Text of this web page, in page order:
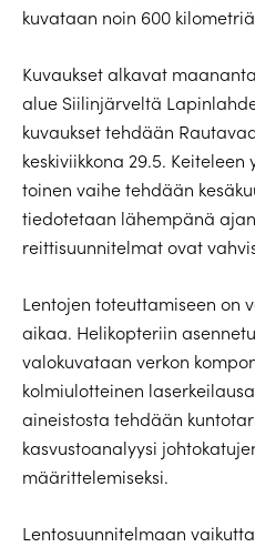
kuvataan noin 600
Kuvaukset alkavat
alue Siilinjärveltä
kuvaukset tehdään
keskiviikkona 29.5.
toinen vaihe tehdään
tiedotetaan lähempänä
reittisuunnitelmat ovat
Lentojen toteuttamiseen on
aikaa. Helikopteriin
valokuvataan verkon
kolmiulotteinen
aineistosta tehdään
kasvustoanalyysi
määrittelemiseksi.
Lentosuunnitelmaan